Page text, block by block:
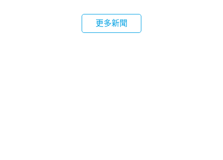
更多新聞